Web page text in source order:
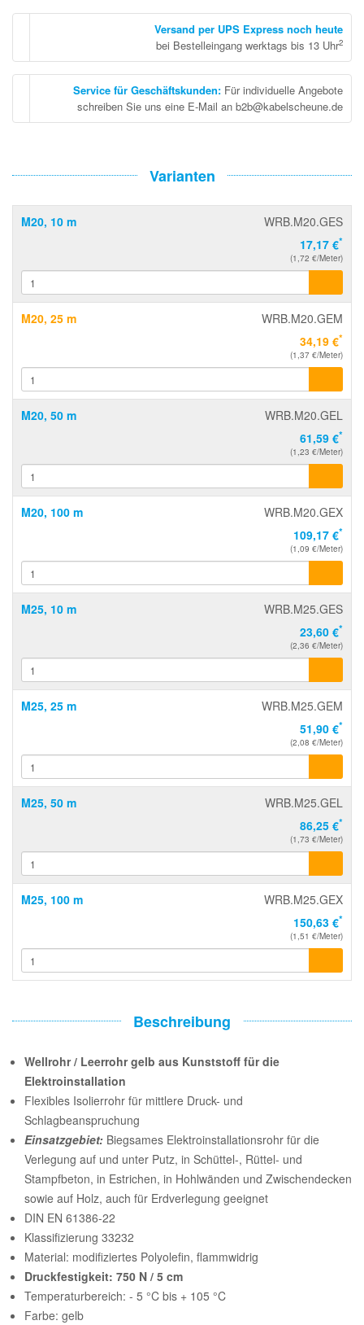
Versand per UPS Express noch heute
bei Bestelleingang werktags bis 13 Uhr2
Service für Geschäftskunden: Für individuelle Angebote
schreiben Sie uns eine E-Mail an b2b@kabelscheune.de
Varianten
M20, 10 m
WRB.M20.GES
17,17 €*
(1,72 €/Meter)
M20, 25 m
WRB.M20.GEM
34,19 €*
(1,37 €/Meter)
M20, 50 m
WRB.M20.GEL
61,59 €*
(1,23 €/Meter)
M20, 100 m
WRB.M20.GEX
109,17 €*
(1,09 €/Meter)
M25, 10 m
WRB.M25.GES
23,60 €*
(2,36 €/Meter)
M25, 25 m
WRB.M25.GEM
51,90 €*
(2,08 €/Meter)
M25, 50 m
WRB.M25.GEL
86,25 €*
(1,73 €/Meter)
M25, 100 m
WRB.M25.GEX
150,63 €*
(1,51 €/Meter)
Beschreibung
Wellrohr / Leerrohr gelb aus Kunststoff für die
Elektroinstallation
Flexibles Isolierrohr für mittlere Druck- und
Schlagbeanspruchung
Einsatzgebiet: Biegsames Elektroinstallationsrohr für die
Verlegung auf und unter Putz, in Schüttel-, Rüttel- und
Stampfbeton, in Estrichen, in Hohlwänden und Zwischendecken
sowie auf Holz, auch für Erdverlegung geeignet
DIN EN 61386-22
Klassifizierung 33232
Material: modifiziertes Polyolefin, flammwidrig
Druckfestigkeit: 750 N / 5 cm
Temperaturbereich: - 5 °C bis + 105 °C
Farbe: gelb